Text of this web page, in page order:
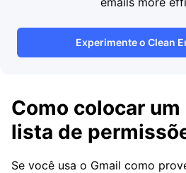
Experimente o Clean
Como colocar
lista de
Se você usa o Gmail como